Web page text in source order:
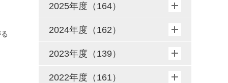
2025年度（164）
2024年度（162）
2023年度（139）
2022年度（161）